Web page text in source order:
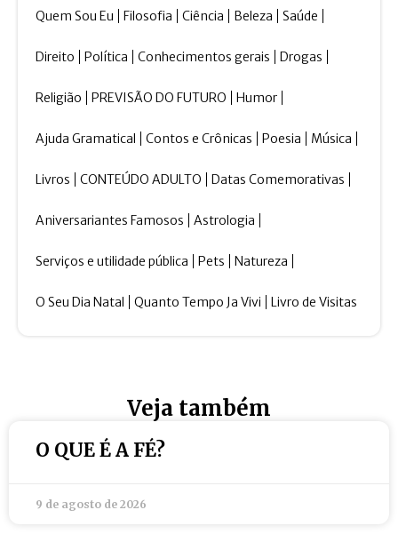
Quem Sou Eu Filosofia Ciência Beleza Saúde
Direito Política Conhecimentos gerais Drogas
Religião PREVISÃO DO FUTURO Humor
Ajuda Gramatical Contos e Crônicas Poesia Música
Livros CONTEÚDO ADULTO Datas Comemorativas
Aniversariantes Famosos Astrologia
Serviços e utilidade pública Pets Natureza
O Seu Dia Natal Quanto Tempo Ja Vivi Livro de Visitas
Veja também
O QUE É A FÉ?
9 de agosto de 2026